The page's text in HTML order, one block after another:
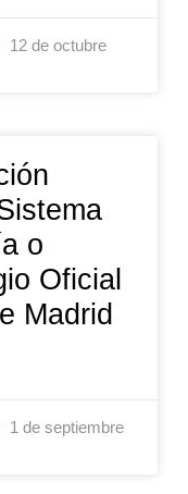
12 de octubre
o
Oficial
Madrid
1 de septiembre